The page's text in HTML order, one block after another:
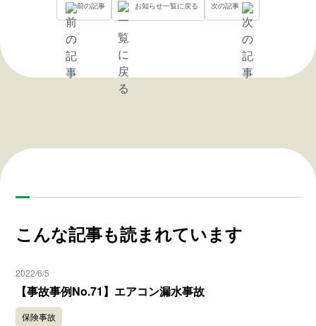
前の記事 お知らせ一覧に戻る 次の記事
こんな記事も読まれています
2022/6/5
【事故事例No.71】エアコン漏水事故
保険事故